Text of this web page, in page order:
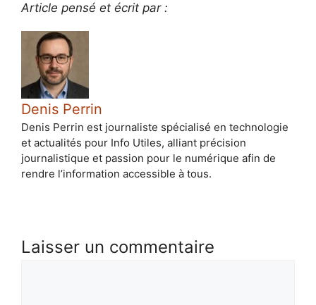
Article pensé et écrit par :
Denis Perrin
Denis Perrin est journaliste spécialisé en technologie
et actualités pour Info Utiles, alliant précision
journalistique et passion pour le numérique afin de
rendre l’information accessible à tous.
Laisser un commentaire